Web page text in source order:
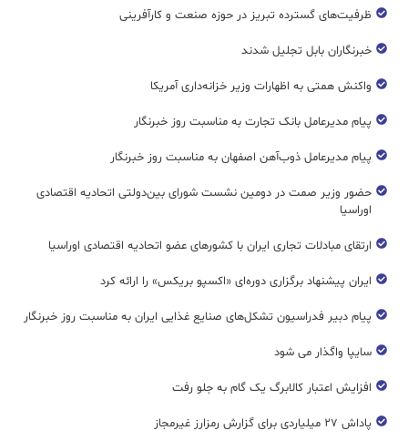
ظرفیت‌های گسترده‌ تبریز در حوزه صنعت و کارآفرینی
خبرنگاران بابل تجلیل شدند
واکنش همتی به اظهارات وزیر خزانه‌داری آمریکا
پیام مدیرعامل بانک تجارت به مناسبت روز خبرنگار
پیام مدیرعامل ذوب‌آهن اصفهان به مناسبت روز خبرنگار
حضور وزیر صمت در دومین نشست شورای بین‌دولتی اتحادیه اقتصادی
اوراسیا
ارتقای مبادلات تجاری ایران با کشورهای عضو اتحادیه اقتصادی اوراسیا
ایران پیشنهاد برگزاری دوره‌ای «اکسپو بریکس» را ارائه کرد
پیام دبیر فدراسیون تشکل‌های صنایع غذایی ایران به مناسبت روز خبرنگار
سایپا واگذار می شود
افزایش اعتبار کالابرگ یک گام به جلو رفت
پاداش ۲۷ میلیاردی برای گزارش رمزارز غیرمجاز